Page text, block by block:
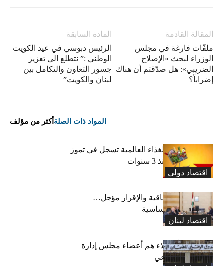
المادة السابقة
الرئيس دبوسي في عيد الكويت
الوطني :” نتطلع الى تعزيز
جسور التعاون والتكامل بين
لبنان والكويت”
المقالة القادمة
ملفّات فارغة في مجلس
الوزراء لبحث «الإصلاح
الضريبي»: هل صدّقتم أن هناك
إضراباً؟
المواد ذات الصلة أكثر من مؤلف
اقتصاد دولی
“الفاو”: أسعار الغذاء العالمية تسجل في تموز
أعلى مستوى منذ 3 سنوات
اقتصاد لبنان
رسوم النفايات باقية والإقرار مؤجل…
واستثناء لمواد أساسية
بعد 19 عاماً: هؤلاء هم أعضاء مجلس إدارة
الضمان الاجتماعي